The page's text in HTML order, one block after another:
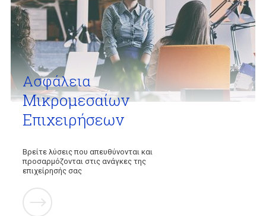
Ασφάλεια
Μικρομεσαίων
Επιχειρήσεων
Βρείτε λύσεις που απευθύνονται και
προσαρμόζονται στις ανάγκες της
επιχείρησής σας